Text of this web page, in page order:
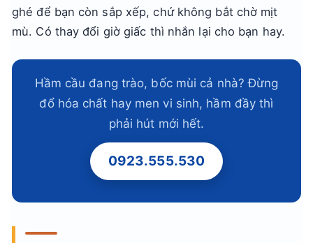
ghé để bạn còn sắp xếp, chứ không bắt chờ mịt
mù. Có thay đổi giờ giấc thì nhắn lại cho bạn hay.
Hầm cầu đang trào, bốc mùi cả nhà? Đừng
đổ hóa chất hay men vi sinh, hầm đầy thì
phải hút mới hết.
0923.555.530